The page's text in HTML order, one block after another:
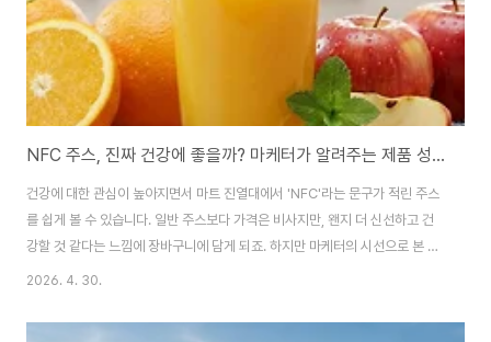
NFC 주스, 진짜 건강에 좋을까? 마케터가 알려주는 제품 성분표 읽는 법
건강에 대한 관심이 높아지면서 마트 진열대에서 'NFC'라는 문구가 적린 주스
를 쉽게 볼 수 있습니다. 일반 주스보다 가격은 비사지만, 왠지 더 신선하고 건
강할 것 같다는 느낌에 장바구니에 담게 되죠. 하지만 마케터의 시선으로 본 시
장은 조금 다릅니다. 'NFC'라는 문구가 곧 '100% 순수 건강식'을 보장하는 것
용어 속에서 진짜를 골라내는 성분표 읽는 법을 상세히 알려드리겠습니다. 1.
2026. 4. 30.